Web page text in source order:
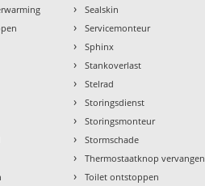
› Sealskin
› Servicemonteur
› Sphinx
› Stankoverlast
› Stelrad
› Storingsdienst
› Storingsmonteur
› Stormschade
› Thermostaatknop vervangen
› Toilet ontstoppen